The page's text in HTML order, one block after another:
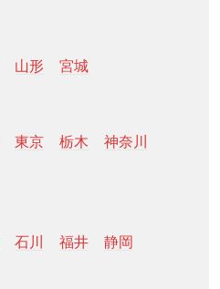
山形 宮城
東京 栃木
神奈川
石川 福井 静岡